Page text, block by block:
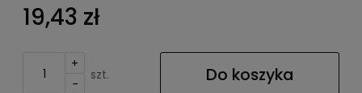
19,43 zł
+
-
szt. Do koszyka